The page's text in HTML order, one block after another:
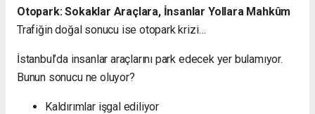
Otopark: Sokaklar Araçlara, İnsanlar Yollara Mahkûm
Trafiğin doğal sonucu ise otopark krizi…
İstanbul’da insanlar araçlarını park edecek yer bulamıyor.
Bunun sonucu ne oluyor?
Kaldırımlar işgal ediliyor